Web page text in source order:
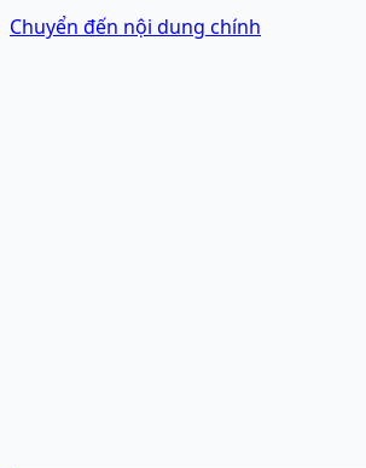
Chuyển đến nội dung chính